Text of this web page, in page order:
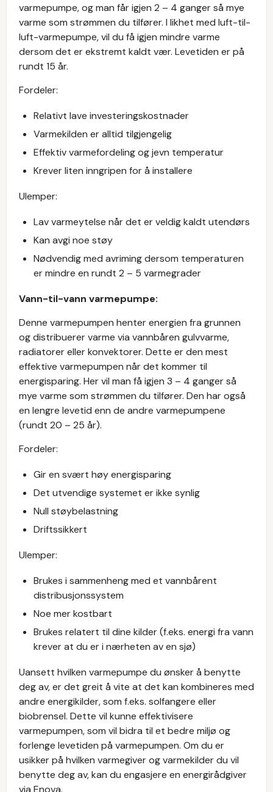
varmepumpe, og man får igjen 2 – 4 ganger så mye
varme som strømmen du tilfører. I likhet med luft-til-
luft-varmepumpe, vil du få igjen mindre varme
dersom det er ekstremt kaldt vær. Levetiden er på
rundt 15 år.
Fordeler:
Relativt lave investeringskostnader
Varmekilden er alltid tilgjengelig
Effektiv varmefordeling og jevn temperatur
Krever liten inngripen for å installere
Ulemper:
Lav varmeytelse når det er veldig kaldt utendørs
Kan avgi noe støy
Nødvendig med avriming dersom temperaturen
er mindre en rundt 2 – 5 varmegrader
Vann-til-vann varmepumpe:
Denne varmepumpen henter energien fra grunnen
og distribuerer varme via vannbåren gulvvarme,
radiatorer eller konvektorer. Dette er den mest
effektive varmepumpen når det kommer til
energisparing. Her vil man få igjen 3 – 4 ganger så
mye varme som strømmen du tilfører. Den har også
en lengre levetid enn de andre varmepumpene
(rundt 20 – 25 år).
Fordeler:
Gir en svært høy energisparing
Det utvendige systemet er ikke synlig
Null støybelastning
Driftssikkert
Ulemper:
Brukes i sammenheng med et vannbårent
distribusjonssystem
Noe mer kostbart
Brukes relatert til dine kilder (f.eks. energi fra vann
krever at du er i nærheten av en sjø)
Uansett hvilken varmepumpe du ønsker å benytte
deg av, er det greit å vite at det kan kombineres med
andre energikilder, som f.eks. solfangere eller
biobrensel. Dette vil kunne effektivisere
varmepumpen, som vil bidra til et bedre miljø og
forlenge levetiden på varmepumpen. Om du er
usikker på hvilken varmegiver og varmekilder du vil
benytte deg av, kan du engasjere en energirådgiver
via Enova.